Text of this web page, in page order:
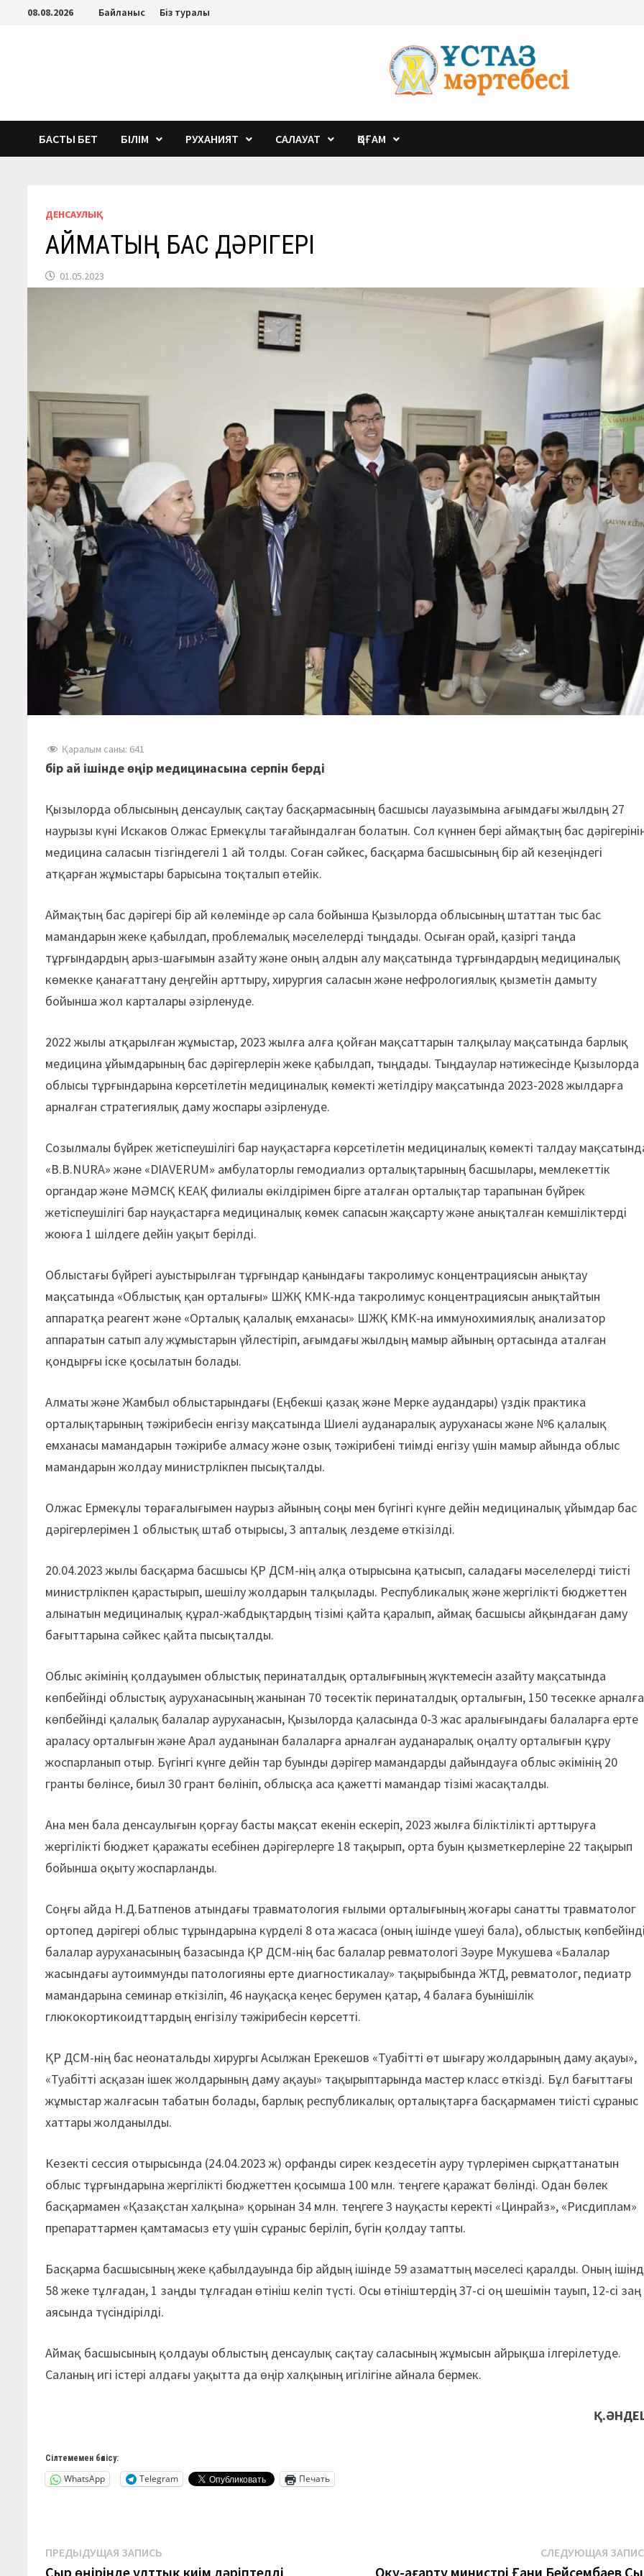
Перейти08.08.2026 Байланыс Біз туралы
БАСТЫ БЕТ БІЛІМ РУХАНИЯТ САЛАУАТ ҚОҒАМ
ДЕНСАУЛЫҚ
АЙМАҚТЫҢ БАС ДӘРІГЕРІ
01.05.2023
Қаралым саны: 641
бір ай ішінде өңір медицинасына серпін берді
Қызылорда облысының денсаулық сақтау басқармасының басшысы лауазымына ағымдағы жылдың 27
наурызы күні Искаков Олжас Ермекұлы тағайындалған болатын. Сол күннен бері аймақтың бас
медицина саласын тізгіндегелі 1 ай толды. Соған сәйкес, басқарма басшысының бір ай кезеңіндегі
атқарған жұмыстары барысына тоқталып өтейік.
Аймақтың бас дәрігері бір ай көлемінде әр сала бойынша Қызылорда облысының штаттан тыс бас
мамандарын жеке қабылдап, проблемалық мәселелерді тыңдады. Осыған орай, қазіргі таңда
тұрғындардың арыз-шағымын азайту және оның алдын алу мақсатында тұрғындардың медициналық
көмекке қанағаттану деңгейін арттыру, хирургия саласын және нефрологиялық қызметін дамыту
бойынша жол карталары әзірленуде.
2022 жылы атқарылған жұмыстар, 2023 жылға алға қойған мақсаттарын талқылау мақсатында барлық
медицина ұйымдарының бас дәрігерлерін жеке қабылдап, тыңдады. Тыңдаулар нәтижесінде Қызылорда
облысы тұрғындарына көрсетілетін медициналық көмекті жетілдіру мақсатында 2023-2028 жылдарға
арналған стратегиялық даму жоспары әзірленуде.
Созылмалы бүйрек жетіспеушілігі бар науқастарға көрсетілетін медициналық көмекті талдау
«B.B.NURA» және «DIAVERUM» амбулаторлы гемодиализ орталықтарының басшылары, мемлекеттік
органдар және МӘМСҚ КЕАҚ филиалы өкілдірімен бірге аталған орталықтар тарапынан бүйрек
жетіспеушілігі бар науқастарға медициналық көмек сапасын жақсарту және анықталған кемшіліктерді
жоюға 1 шілдеге дейін уақыт берілді.
Облыстағы бүйрегі ауыстырылған тұрғындар қанындағы такролимус концентрациясын анықтау
мақсатында «Облыстық қан орталығы» ШЖҚ КМК-нда такролимус концентрациясын анықтайтын
аппаратқа реагент және «Орталық қалалық емханасы» ШЖҚ КМК-на иммунохимиялық анализатор
аппаратын сатып алу жұмыстарын үйлестіріп, ағымдағы жылдың мамыр айының ортасында аталған
қондырғы іске қосылатын болады.
Алматы және Жамбыл облыстарындағы (Еңбекші қазақ және Мерке аудандары) үздік практика
орталықтарының тәжірибесін енгізу мақсатында Шиелі ауданаралық ауруханасы және №6 қалалық
емханасы мамандарын тәжірибе алмасу және озық тәжірибені тиімді енгізу үшін мамыр айында облыс
мамандарын жолдау министрлікпен пысықталды.
Олжас Ермекұлы төрағалығымен наурыз айының соңы мен бүгінгі күнге дейін медициналық ұйымдар бас
дәрігерлерімен 1 облыстық штаб отырысы, 3 апталық лездеме өткізілді.
20.04.2023 жылы басқарма басшысы ҚР ДСМ-нің алқа отырысына қатысып, саладағы мәселелерді тиісті
министрлікпен қарастырып, шешілу жолдарын талқылады. Республикалық және жергілікті бюджеттен
алынатын медициналық құрал-жабдықтардың тізімі қайта қаралып, аймақ басшысы айқындаған даму
бағыттарына сәйкес қайта пысықталды.
Облыс әкімінің қолдауымен облыстық перинаталдық орталығының жүктемесін азайту мақсатында
көпбейінді облыстық ауруханасының жанынан 70 төсектік перинаталдық орталығын, 150 төсекке
көпбейінді қалалық балалар ауруханасын, Қызылорда қаласында 0-3 жас аралығындағы балаларға ерте
араласу орталығын және Арал ауданынан балаларға арналған ауданаралық оңалту орталығын құру
жоспарланып отыр. Бүгінгі күнге дейін тар буынды дәрігер мамандарды дайындауға облыс әкімінің 20
гранты бөлінсе, биыл 30 грант бөлініп, облысқа аса қажетті мамандар тізімі жасақталды.
Ана мен бала денсаулығын қорғау басты мақсат екенін ескеріп, 2023 жылға біліктілікті арттыруға
жергілікті бюджет қаражаты есебінен дәрігерлерге 18 тақырып, орта буын қызметкерлеріне 22 тақырып
бойынша оқыту жоспарланды.
Соңғы айда Н.Д.Батпенов атындағы травматология ғылыми орталығының жоғары санатты травматолог
ортопед дәрігері облыс тұрындарына күрделі 8 ота жасаса (оның ішінде үшеуі бала), облыстық
балалар ауруханасының базасында ҚР ДСМ-нің бас балалар ревматологі Зәуре Мукушева «Балалар
жасындағы аутоиммунды патологияны ерте диагностикалау» тақырыбында ЖТД, ревматолог, педиатр
мамандарына семинар өткізіліп, 46 науқасқа кеңес берумен қатар, 4 балаға буынішілік
глюкокортикоидттардың енгізілу тәжірибесін көрсетті.
ҚР ДСМ-нің бас неонатальды хирургы Асылжан Ерекешов «Туабітті өт шығару жолдарының даму ақауы»,
«Туабітті асқазан ішек жолдарының даму ақауы» тақырыптарында мастер класс өткізді. Бұл бағыттағы
жұмыстар жалғасын табатын болады, барлық республикалық орталықтарға басқармамен тиісті сұраныс
хаттары жолданылды.
Кезекті сессия отырысында (24.04.2023 ж) орфанды сирек кездесетін ауру түрлерімен сырқаттанатын
облыс тұрғындарына жергілікті бюджеттен қосымша 100 млн. теңгеге қаражат бөлінді. Одан бөлек
басқармамен «Қазақстан халқына» қорынан 34 млн. теңгеге 3 науқасты керекті «Цинрайз», «Рисдиплам»
препараттармен қамтамасыз ету үшін сұраныс беріліп, бүгін қолдау тапты.
Басқарма басшысының жеке қабылдауында бір айдың ішінде 59 азаматтың мәселесі қаралды. Оның
58 жеке тұлғадан, 1 заңды тұлғадан өтініш келіп түсті. Осы өтініштердің 37-сі оң шешімін тауып, 12-сі заң
аясында түсіндірілді.
Аймақ басшысының қолдауы облыстың денсаулық сақтау саласының жұмысын айрықша ілгерілетуде.
Саланың игі істері алдағы уақытта да өңір халқының игілігіне айнала бермек.
Сілтемемен бөлісу:
WhatsApp Telegram Печать
Навигация
ПРЕДЫДУЩАЯ ЗАПИСЬ
запись:
Сыр өңірінде ұлттық киім дәріптелді
СЛЕДУЮЩАЯ
Оқу-ағарту министрі Ғани Бейсембаев